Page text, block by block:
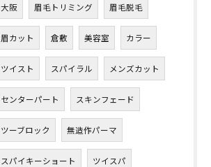
大阪 眉毛トリミング 眉毛脱毛
眉カット 倉敷 美容室 カラー
ツイスト スパイラル メンズカット
センターパート スキンフェード
ツーブロック 無造作パーマ
スパイキーショート ツイスパ